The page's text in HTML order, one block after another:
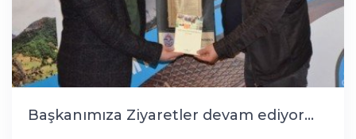
Başkanımıza Ziyaretler devam ediyor...